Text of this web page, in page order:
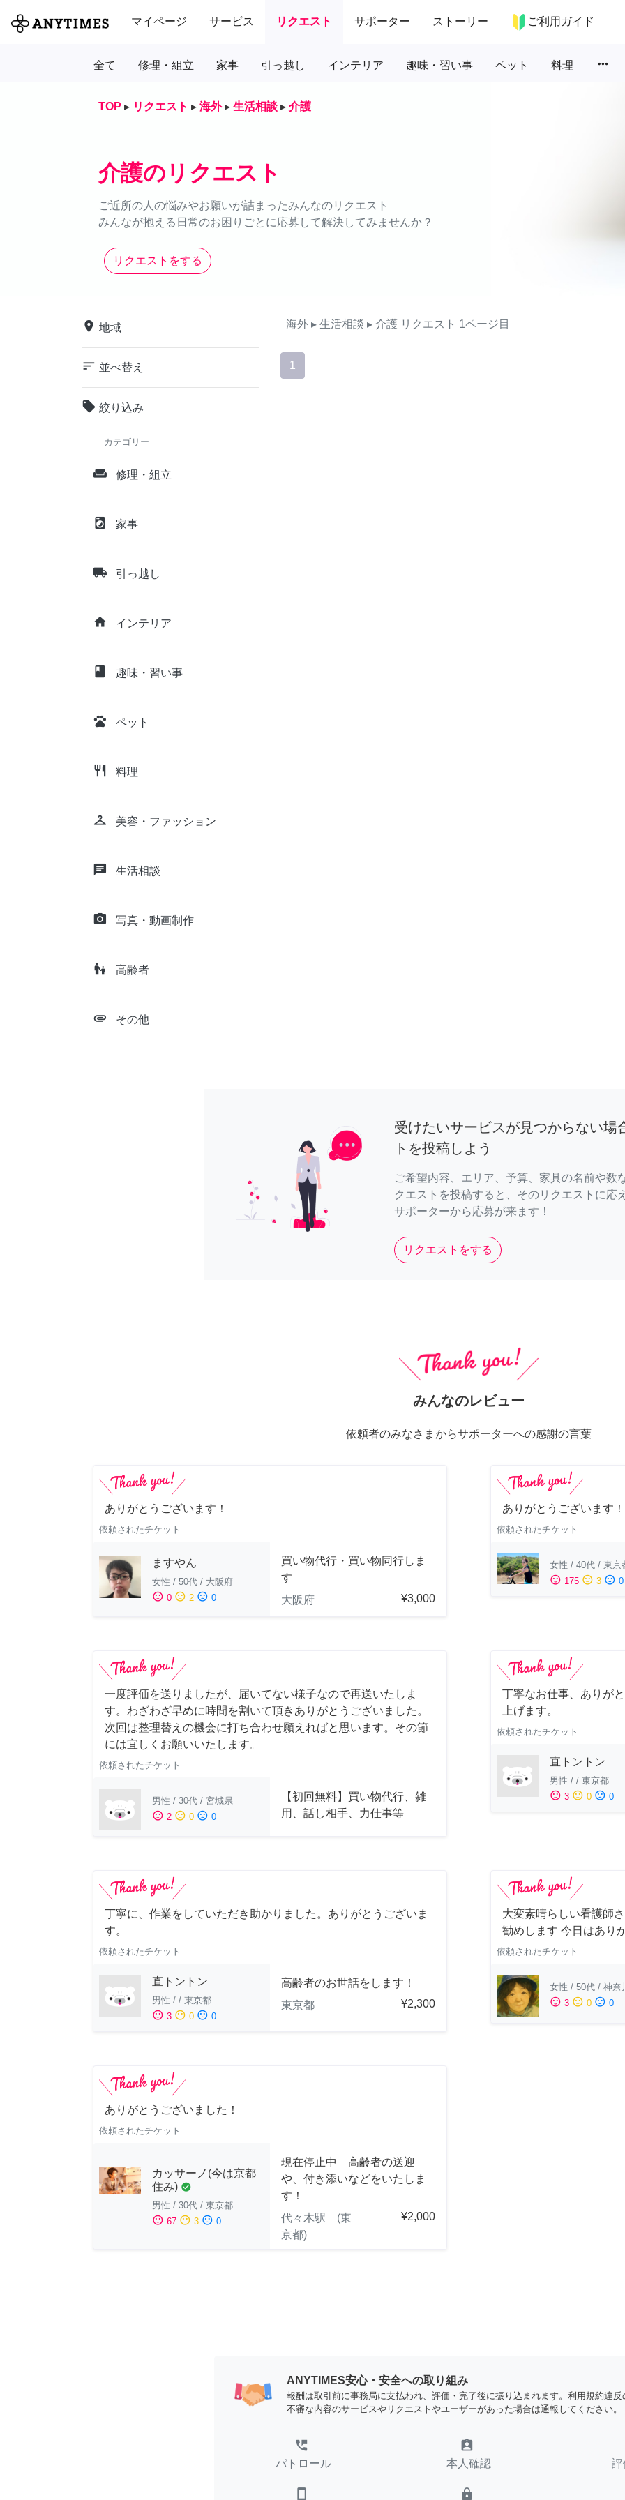
マイページ サービス リクエスト サポーター ストーリー ご利用ガイド
全て 修理・組立 家事 引っ越し インテリア 趣味・習い事 ペット 料理 more_horiz
TOP ▸ リクエスト ▸ 海外 ▸ 生活相談 ▸ 介護
介護のリクエスト
ご近所の人の悩みやお願いが詰まったみんなのリクエスト
みんなが抱える日常のお困りごとに応募して解決してみませんか？
リクエストをする
place 地域
sort 並べ替え
local_offer 絞り込み
カテゴリー
weekend 修理・組立
local_laundry_service 家事
local_shipping 引っ越し
home インテリア
class 趣味・習い事
pets ペット
restaurant 料理
checkroom 美容・ファッション
chat 生活相談
camera_alt 写真・動画制作
escalator_warning 高齢者
attachment その他
海外 ▸ 生活相談 ▸ 介護 リクエスト 1ページ目
1
受けたいサービスが見つからない場
トを投稿しよう
ご希望内容、エリア、予算、家具の名前や数
クエストを投稿すると、そのリクエストに応
サポーターから応募が来ます！
リクエストをする
みんなのレビュー
依頼者のみなさまからサポーターへの感謝の言葉
ありがとうございます！
依頼されたチケット
ますやん
女性 / 50代 / 大阪府
sentiment_satisfied 0 sentiment_neutral 2 sentiment_dissatisfied 0
買い物代行・買い物同行しま
す
大阪府
¥3,000
ありがとうございます！
依頼されたチケット
女性 / 40代 / 東京
sentiment_satisfied 175 sentiment_neutral 3 sentiment_dissatisfied 0
一度評価を送りましたが、届いてない様子なので再送いたしま
す。わざわざ早めに時間を割いて頂きありがとうございました。
次回は整理替えの機会に打ち合わせ願えればと思います。その節
には宜しくお願いいたします。
依頼されたチケット
男性 / 30代 / 宮城県
sentiment_satisfied 2 sentiment_neutral 0 sentiment_dissatisfied 0
【初回無料】買い物代行、雑
用、話し相手、力仕事等
丁寧なお仕事、ありが
上げます。
依頼されたチケット
直トントン
男性 / / 東京都
sentiment_satisfied 3 sentiment_neutral 0 sentiment_dissatisfied 0
丁寧に、作業をしていただき助かりました。ありがとうございま
す。
依頼されたチケット
直トントン
男性 / / 東京都
sentiment_satisfied 3 sentiment_neutral 0 sentiment_dissatisfied 0
高齢者のお世話をします！
東京都
¥2,300
大変素晴らしい看護師
勧めします 今日はあり
依頼されたチケット
女性 / 50代 / 神奈
sentiment_satisfied 3 sentiment_neutral 0 sentiment_dissatisfied 0
ありがとうございました！
依頼されたチケット
カッサーノ(今は京都
住み) check_circle
男性 / 30代 / 東京都
sentiment_satisfied 67 sentiment_neutral 3 sentiment_dissatisfied 0
現在停止中 高齢者の送迎
や、付き添いなどをいたしま
す！
代々木駅 (東
京都)
¥2,000
ANYTIMES安心・安全への取り組み
報酬は取引前に事務局に支払われ、評価・完了後に振り込まれます。利用規約違反
不審な内容のサービスやリクエストやユーザーがあった場合は通報してください。
perm_phone_msg
パトロール
assignment_ind
本人確認
smartphone lock